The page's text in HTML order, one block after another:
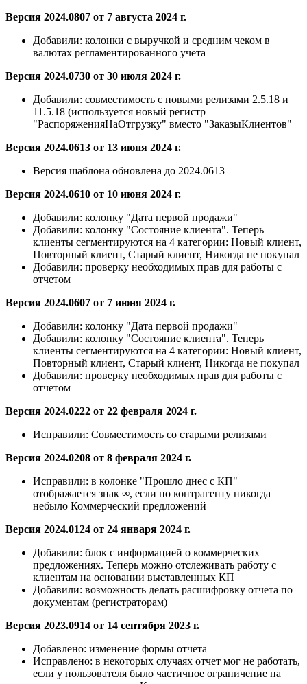
Версия 2024.0807 от 7 августа 2024 г.
Добавили: колонки с выручкой и средним чеком в
валютах регламентированного учета
Версия 2024.0730 от 30 июля 2024 г.
Добавили: совместимость с новыми релизами 2.5.18 и
11.5.18 (используется новый регистр
"РаспоряженияНаОтгрузку" вместо "ЗаказыКлиентов"
Версия 2024.0613 от 13 июня 2024 г.
Версия шаблона обновлена до 2024.0613
Версия 2024.0610 от 10 июня 2024 г.
Добавили: колонку "Дата первой продажи"
Добавили: колонку "Состояние клиента". Теперь
клиенты сегментируются на 4 категории: Новый клиент,
Повторный клиент, Старый клиент, Никогда не покупал
Добавили: проверку необходимых прав для работы с
отчетом
Версия 2024.0607 от 7 июня 2024 г.
Добавили: колонку "Дата первой продажи"
Добавили: колонку "Состояние клиента". Теперь
клиенты сегментируются на 4 категории: Новый клиент,
Повторный клиент, Старый клиент, Никогда не покупал
Добавили: проверку необходимых прав для работы с
отчетом
Версия 2024.0222 от 22 февраля 2024 г.
Исправили: Совместимость со старыми релизами
Версия 2024.0208 от 8 февраля 2024 г.
Исправили: в колонке "Прошло днес с КП"
отображается знак ∞, если по контрагенту никогда
небыло Коммерческий предложений
Версия 2024.0124 от 24 января 2024 г.
Добавили: блок с информацией о коммерческих
предложениях. Теперь можно отслеживать работу с
клиентам на основании выставленных КП
Добавили: возможность делать расшифровку отчета по
документам (регистраторам)
Версия 2023.0914 от 14 сентября 2023 г.
Добавлено: изменение формы отчета
Исправлено: в некоторых случаях отчет мог не работать,
если у пользователя было частичное ограничение на